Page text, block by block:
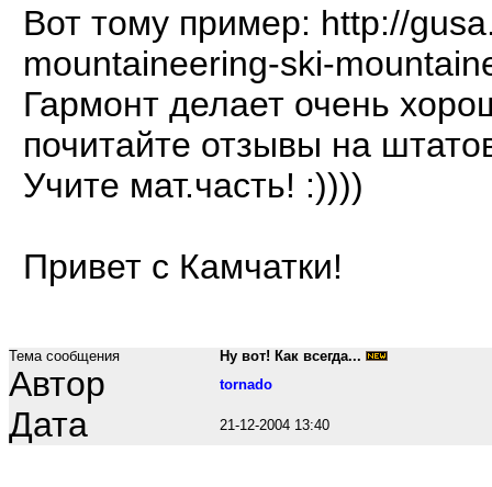
Вот тому пример: http://
mountaineering-ski-
Гармонт делает очень
почитайте отзывы на
Учите мат.часть! :))))
Привет с Камчатки!
Тема сообщения Ну вот! Как всегда...
Автор tornado
Дата 21-12-2004 13:40